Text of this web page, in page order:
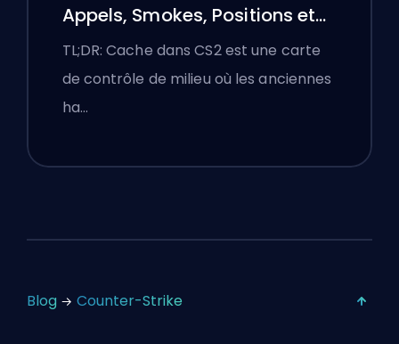
Appels, Smokes, Positions et
Conseils Premier
TL;DR: Cache dans CS2 est une carte
de contrôle de milieu où les anciennes
ha…
Blog Counter-Strike